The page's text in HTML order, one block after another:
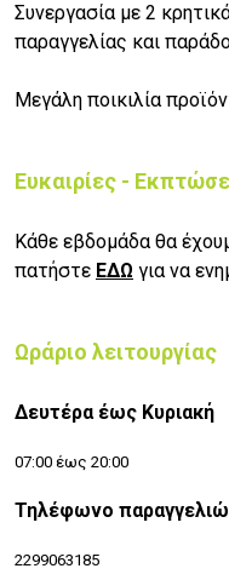
Συνεργασία με 2
παραγγελίας και
Μεγάλη ποικιλία
Ευκαιρίες -
Κάθε εβδομάδα θα
πατήστε ΕΔΩ για να
Ωράριο λειτουργίας
Δευτέρα έως Κυριακή
07:00 έως 20:00
Τηλέφωνο
2299063185